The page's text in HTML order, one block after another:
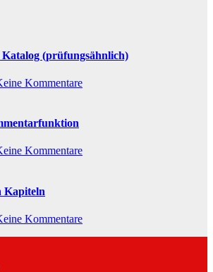
Katalog (prüfungsähnlich)
Kommentare
Kommentare
Kapiteln
Kommentare